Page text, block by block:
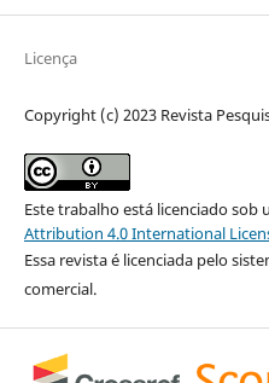
Licença
Copyright (c) 2023 Revista
Este trabalho está licenciado sob
Attribution 4.0 International
Essa revista é licenciada pelo
comercial.